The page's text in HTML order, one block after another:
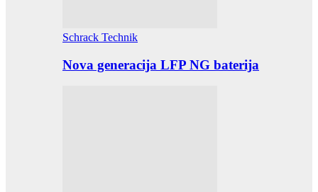
Schrack Technik
Nova generacija LFP NG baterija